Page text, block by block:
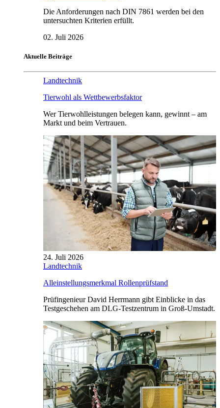
Die Anforderungen nach DIN 7861 werden bei den
untersuchten Kriterien erfüllt.
02. Juli 2026
Aktuelle Beiträge
Landtechnik
Tierwohl als Wettbewerbsfaktor
Wer Tierwohlleistungen belegen kann, gewinnt – am
Markt und beim Vertrauen.
24. Juli 2026
Landtechnik
Alleinstellungsmerkmal Rollenprüfstand
Prüfingenieur David Herrmann gibt Einblicke in das
Testgeschehen am DLG-Testzentrum in Groß-Umstadt.